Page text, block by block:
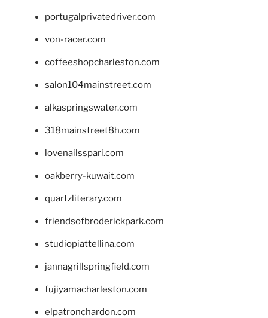
portugalprivatedriver.com
von-racer.com
coffeeshopcharleston.com
salon104mainstreet.com
alkaspringswater.com
318mainstreet8h.com
lovenailsspari.com
oakberry-kuwait.com
quartzliterary.com
friendsofbroderickpark.com
studiopiattellina.com
jannagrillspringfield.com
fujiyamacharleston.com
elpatronchardon.com